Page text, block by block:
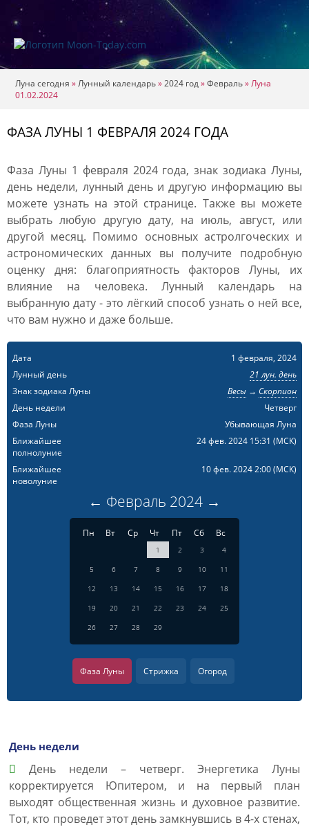
Луна сегодня »Лунный календарь»2024 год»Февраль»Луна
01.02.2024
ФАЗА ЛУНЫ 1 ФЕВРАЛЯ 2024 ГОДА
Фаза Луны 1 февраля 2024 года, знак зодиака Луны,
день недели, лунный день и другую информацию вы
можете узнать на этой странице. Также вы можете
выбрать любую другую дату, на июль, август, или
другой месяц. Помимо основных астролгоческих и
астрономических данных вы получите подробную
оценку дня: благоприятность факторов Луны, их
влияние на человека. Лунный календарь на
выбранную дату - это лёгкий способ узнать о ней все,
что вам нужно и даже больше.
Дата
1 февраля, 2024
Лунный день
21 лун. день
Знак зодиака Луны
Весы→ Скорпион
День недели
Четверг
Фаза Луны
Убывающая Луна
Ближайшее
полнолуние
24 фев. 2024 15:31 (МСК)
Ближайшее
новолуние
10 фев. 2024 2:00(МСК)
← Февраль 2024 →
Пн Вт Ср Чт Пт Сб Вс
1 2 3
4
5
6 7 8 9 10
11
12
13 14 15 16 17
18
19
20 21 22 23 24
25
26
27 28 29
Фаза Луны Стрижка Огород
День недели
День недели – четверг. Энергетика Луны
корректируется Юпитером, и на первый план
выходят общественная жизнь и духовное развитие.
Тот, кто проведет этот день замкнувшись в 4-х стенах,